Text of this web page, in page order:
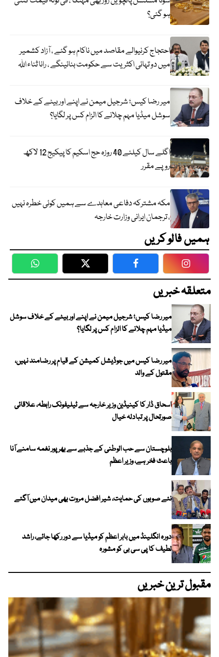
ہو گئی؟
احتجاج کرنیوالے مقاصد میں ناکام ہو گئے ، آزاد کشمیر
میں دو تہائی اکثریت سے حکومت بنائینگے ، رانا ثناء اللہ
میر رضا کیس؛ شرجیل میمن نے اپنے اور بیٹے کے خلاف
سوشل میڈیا مہم چلانے کا الزام کس پر لگایا؟
اگلے سال کیلئے 40 روزہ حج اسکیم کا پیکیج 12 لاکھ
روپے مقرر
مکہ مشترکہ دفاعی معاہدے سے ہمیں کوئی خطرہ نہیں
، ترجمان ایرانی وزارت خارجہ
ہمیں فالو کریں
WhatsApp Twitter Facebook
متعلقہ خبریں
میر رضا کیس؛ شرجیل میمن نے اپنے اور بیٹے کے خلاف سوشل
میڈیا مہم چلانے کا الزام کس پر لگایا؟
میر رضا کیس میں جوڈیشل کمیشن کے قیام پر رضامند نہیں،
مقتول کے والد
اسحاق ڈار کا کینیڈین وزیر خارجہ سے ٹیلیفونک رابطہ، علاقائی
صورتحال پر تبادلہ خیال
بلوچستان سے حب الوطنی کے جذبے سے بھرپور نغمہ سامنے آنا
باعث فخر ہے، وزیر اعظم
نئے صوبوں کی حمایت، شیر افضل مروت بھی میدان میں آگئے
دورہ انگلینڈ میں بابر اعظم کو میڈیا سے دور رکھا جائے، راشد
لطیف کا پی سی بی کو مشورہ
مقبول ترین خبریں